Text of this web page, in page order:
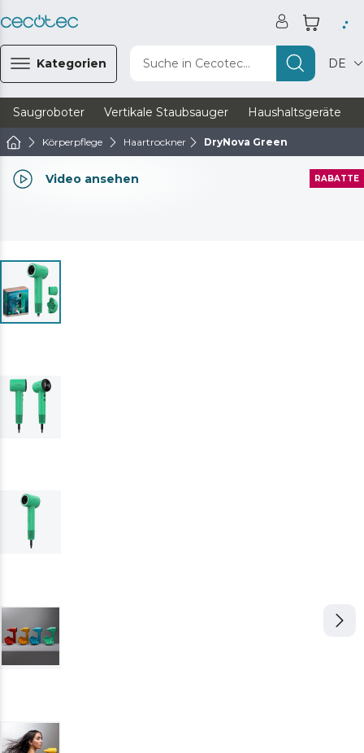
Kategorien Suche in Cecotec... DE
Saugroboter Vertikale Staubsauger Haushaltsgeräte
Körperpflege Haartrockner DryNova Green
Video ansehen RABATTE